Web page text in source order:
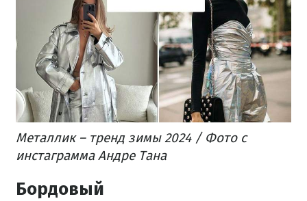
Металлик – тренд зимы 2024 / Фото с
инстаграмма Андре Тана
Бордовый